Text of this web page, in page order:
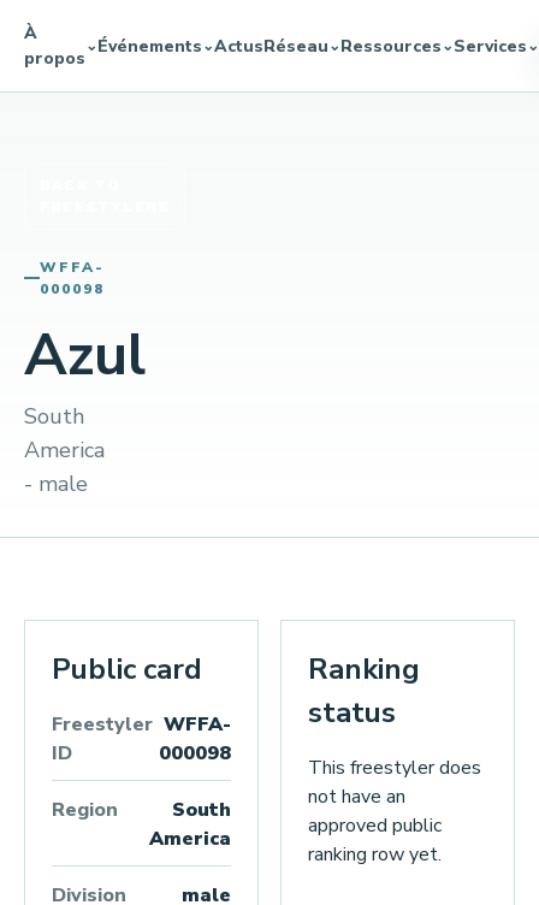
À
propos
⌄Événements⌄ActusRéseau⌄Ressources⌄Services⌄
WFFA-
000098
Azul
South
America
- male
Public card
Freestyler
ID
WFFA-
000098
Region
South
America
Division male
Ranking
status
This freestyler does
not have an
approved public
ranking row yet.